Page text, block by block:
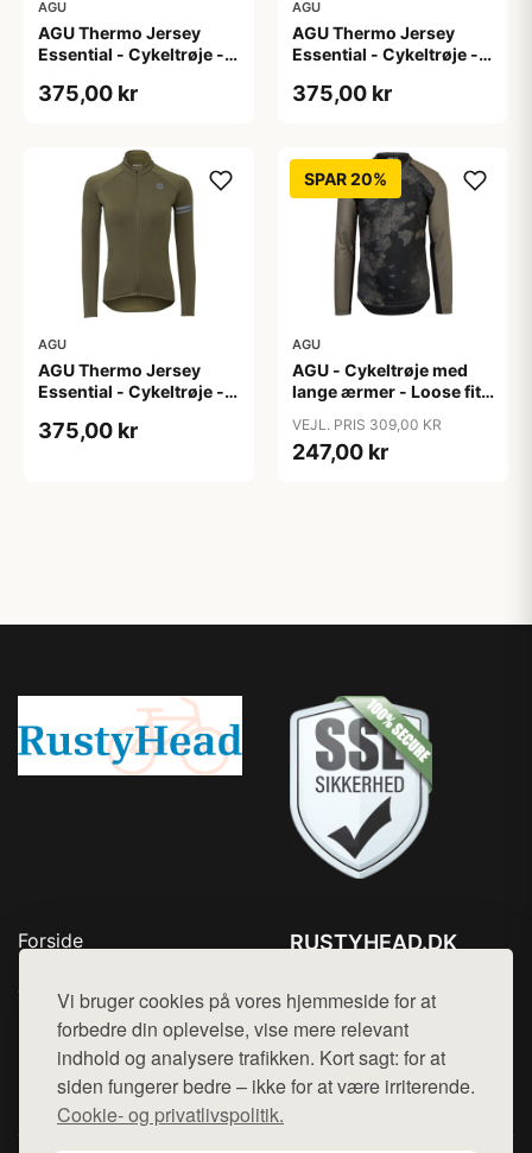
Vi bruger cookies på vores hjemmeside for at
forbedre din oplevelse, vise mere relevant
indhold og analysere trafikken. Kort sagt: for at
siden fungerer bedre – ikke for at være irriterende.
Cookie- og privatlivspolitik.
AGU
AGU Thermo Jersey
Essential - Cykeltrøje -
S
375,00 kr
AGU
AGU Thermo Jersey
Essential - Cykeltrøje -
XL
375,00 kr
AGU
AGU Thermo Jersey
Essential - Cykeltrøje -
XXL
375,00 kr
SPAR 20%
AGU
AGU - Cykeltrøje med
lange ærmer - Loose fit -
VEJL. PRIS 309,00 KR
247,00 kr
Forside
Top Rabatter
Kontakt
RUSTYHEAD.DK
Mail: hej@want.dk
Cookie- og privatlivspolitik